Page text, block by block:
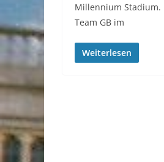
Millennium
Team GB im
Weiterlesen